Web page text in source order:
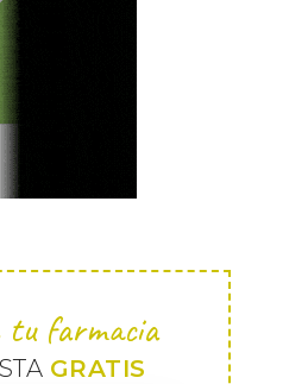
tu farmacia
GRATIS